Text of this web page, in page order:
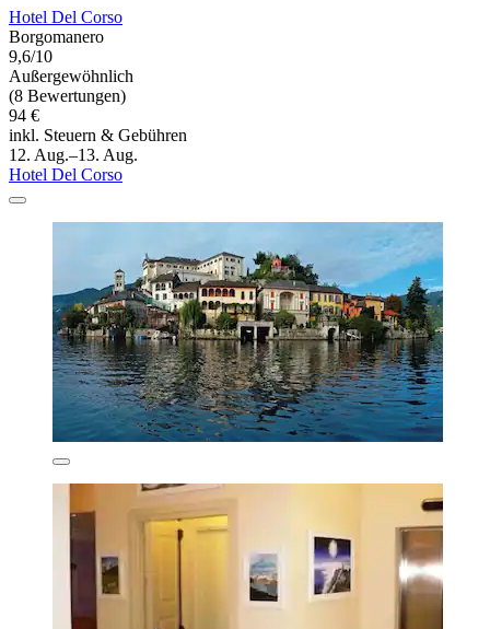
Hotel Del Corso
Borgomanero
9,6/10
Außergewöhnlich
(8 Bewertungen)
94 €
inkl. Steuern & Gebühren
12. Aug.–13. Aug.
Hotel Del Corso